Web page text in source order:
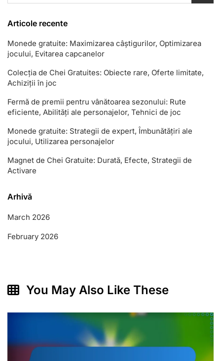
Articole recente
Monede gratuite: Maximizarea câștigurilor, Optimizarea
jocului, Evitarea capcanelor
Colecția de Chei Gratuites: Obiecte rare, Oferte limitate,
Achiziții în joc
Fermă de premii pentru vânătoarea sezonului: Rute
eficiente, Abilități ale personajelor, Tehnici de joc
Monede gratuite: Strategii de expert, Îmbunătățiri ale
jocului, Utilizarea personajelor
Magnet de Chei Gratuite: Durată, Efecte, Strategii de
Activare
Arhivă
March 2026
February 2026
You May Also Like These